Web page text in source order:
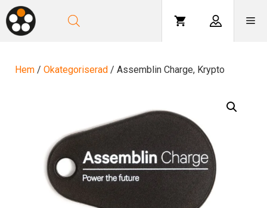
Hoppa
till
innehåll
Hem / Okategoriserad / Assemblin Charge, Krypto